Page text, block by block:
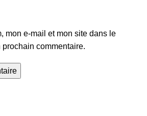
mon e-mail et mon site dans le
commentaire.